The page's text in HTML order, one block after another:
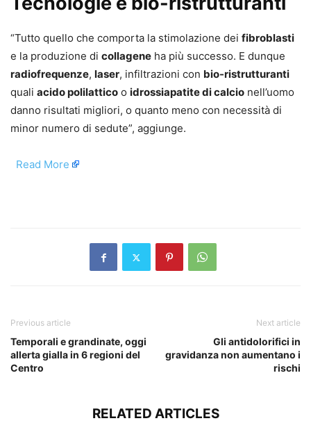
“Tutto quello che comporta la stimolazione dei fibroblasti
e la produzione di collagene ha più successo. E dunque
radiofrequenze, laser, infiltrazioni con bio-ristrutturanti
quali acido polilattico o idrossiapatite di calcio nell’uomo
danno risultati migliori, o quanto meno con necessità di
minor numero di sedute”, aggiunge.
Read More
Previous article
Temporali e grandinate, oggi
allerta gialla in 6 regioni del
Centro
Next article
Gli antidolorifici in
gravidanza non aumentano i
rischi
RELATED ARTICLES